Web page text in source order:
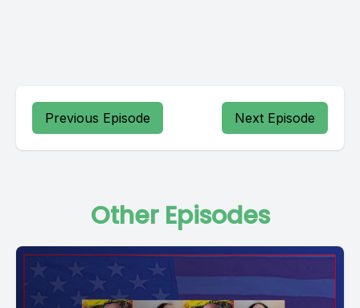
Previous Episode Next Episode
Other Episodes